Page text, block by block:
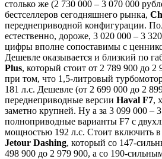
столько же (2 730 000 – 3 070 000
бестселлеров сегодняшнего рынка,
переднеприводной конфигурации.
естественно, дороже, 3 020 000 – 3
цифры вполне сопоставимы с
Дешевле оказывается и близкий по
Plus, который стоит от 2 789 900 до 2
при том, что 1,5-литровый
181 л.с. Дешевле (от 2 699 000 до 2
переднеприводные версии Haval F7,
заметно крупней. Ну а за 3 099 000 –
полноприводные варианты F7 с
мощностью 192 л.с. Стоит включить в
Jetour Dashing, который со 147-
498 900 до 2 979 900, а со 190-